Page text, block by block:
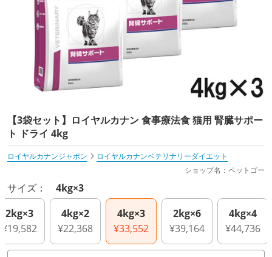
【3袋セット】ロイヤルカナン 食事療法食 猫用 腎臓サポー
ト ドライ 4kg
ロイヤルカナンジャポン
ロイヤルカナンベテリナリーダイエット
ショップ名：ペットゴー
サイズ： 4kg×3
2kg×3
¥19,582
4kg×2
¥22,368
4kg×3
¥33,552
2kg×6
¥39,164
4kg×4
¥44,736